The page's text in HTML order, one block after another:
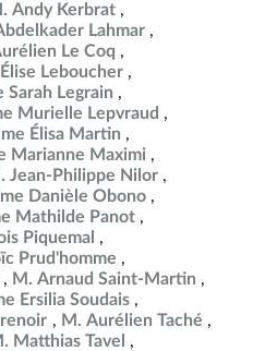
Andy Kerbrat
Lahmar
Le Coq
Leboucher
Sarah Legrain
Murielle Lepvraud
Élisa Martin
Marianne Maximi
Jean-Philippe Nilor
Danièle Obono
Mathilde Panot
Piquemal
Prud'homme
M. Arnaud Saint-Martin
Ersilia Soudais
M. Aurélien Taché
Matthias Tavel